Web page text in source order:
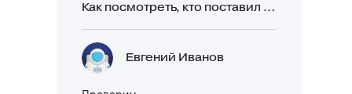
Как посмотреть, кто поставил реакцию в Telegram
Евгений Иванов